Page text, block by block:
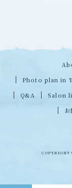
Photo plan in
Q&A
Salon
お
COPYRIGHT